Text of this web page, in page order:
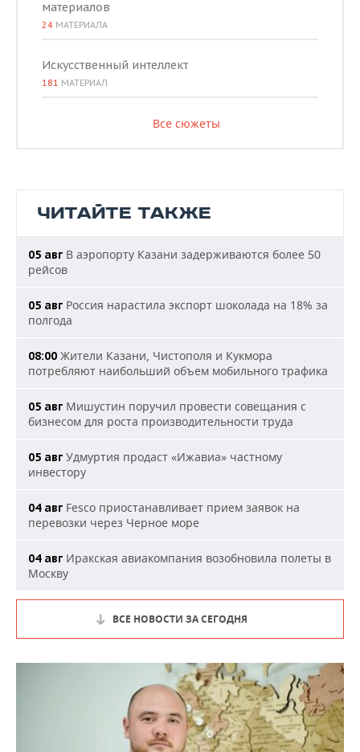
материалов
24 МАТЕРИАЛА
Искусственный интеллект
181 МАТЕРИАЛ
Все сюжеты
ЧИТАЙТЕ ТАКЖЕ
05 авг В аэропорту Казани задерживаются более 50
рейсов
05 авг Россия нарастила экспорт шоколада на 18% за
полгода
08:00 Жители Казани, Чистополя и Кукмора
потребляют наибольший объем мобильного трафика
05 авг Мишустин поручил провести совещания с
бизнесом для роста производительности труда
05 авг Удмуртия продаст «Ижавиа» частному
инвестору
04 авг Fesco приостанавливает прием заявок на
перевозки через Черное море
04 авг Иракская авиакомпания возобновила полеты в
Москву
ВСЕ НОВОСТИ ЗА СЕГОДНЯ